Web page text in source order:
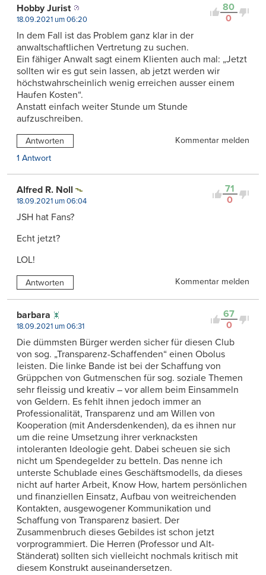
80
0
Hobby Jurist
18.09.2021 um 06:20
In dem Fall ist das Problem ganz klar in der
anwaltschaftlichen Vertretung zu suchen.
Ein fähiger Anwalt sagt einem Klienten auch mal: „Jetzt
sollten wir es gut sein lassen, ab jetzt werden wir
höchstwahrscheinlich wenig erreichen ausser einem
Haufen Kosten“.
Anstatt einfach weiter Stunde um Stunde
aufzuschreiben.
Antworten
Kommentar melden
1 Antwort
71
0
Alfred R. Noll
18.09.2021 um 06:04
JSH hat Fans?
Echt jetzt?
LOL!
Antworten Kommentar melden
67
0
barbara
18.09.2021 um 06:31
Die dümmsten Bürger werden sicher für diesen Club
von sog. „Transparenz-Schaffenden“ einen Obolus
leisten. Die linke Bande ist bei der Schaffung von
Grüppchen von Gutmenschen für sog. soziale Themen
sehr fleissig und kreativ – vor allem beim Einsammeln
von Geldern. Es fehlt ihnen jedoch immer an
Professionalität, Transparenz und am Willen von
Kooperation (mit Andersdenkenden), da es ihnen nur
um die reine Umsetzung ihrer verknacksten
intoleranten Ideologie geht. Dabei scheuen sie sich
nicht um Spendegelder zu betteln. Das nenne ich
unterste Schublade eines Geschäftsmodells, da dieses
nicht auf harter Arbeit, Know How, hartem persönlichen
und finanziellen Einsatz, Aufbau von weitreichenden
Kontakten, ausgewogener Kommunikation und
Schaffung von Transparenz basiert. Der
Zusammenbruch dieses Gebildes ist schon jetzt
vorprogrammiert. Die Herren (Professor und Alt-
Ständerat) sollten sich vielleicht nochmals kritisch mit
diesem Konstrukt auseinandersetzen.